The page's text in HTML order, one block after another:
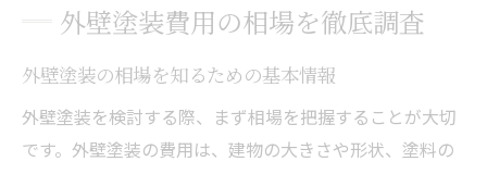
外壁塗装で活用できる補助制度の基本
琴浦町の外壁塗装補助金の申請ポイント
自治体別の外壁塗装支援制度を比較
補助制度がない場合の賢い代替策とは
外壁塗装費用の相場を徹底調査
外壁塗装の相場を知るための基本情報
外壁塗装を検討する際、まず相場を把握することが大切
です。外壁塗装の費用は、建物の大きさや形状、塗料の